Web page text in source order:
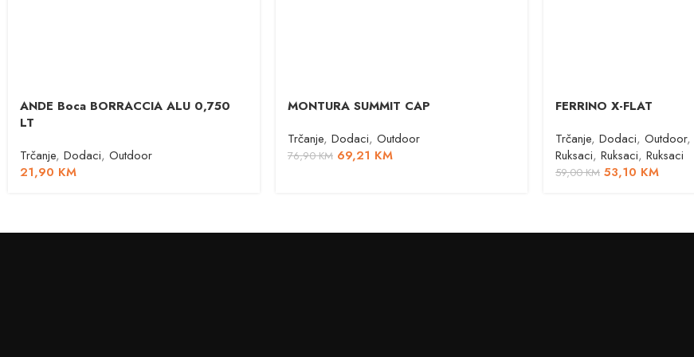
ANDE Boca BORRACCIA ALU 0,750
LT
Trčanje, Dodaci, Outdoor
21,90 KM
MONTURA SUMMIT CAP
Trčanje, Dodaci, Outdoor
76,90KM 69,21 KM
FERRINO X-FLAT
Trčanje, Dodaci, Outdoor,
Ruksaci, Ruksaci, Ruksaci
59,00KM 53,10 KM